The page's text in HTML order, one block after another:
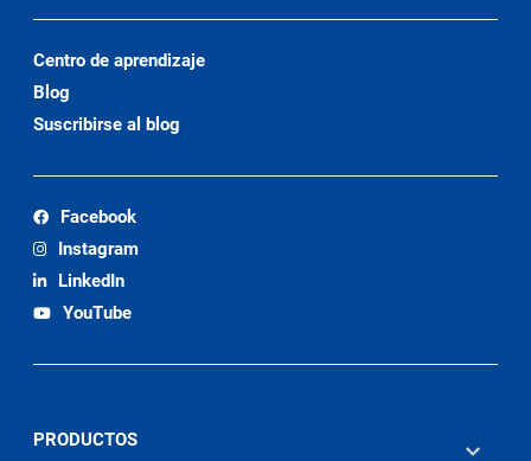
Centro de aprendizaje
Blog
Suscribirse al blog
Facebook
Instagram
LinkedIn
YouTube
PRODUCTOS